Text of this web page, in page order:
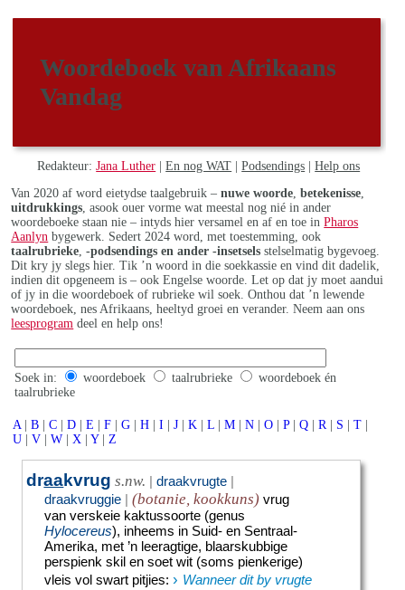
Woordeboek van Afrikaans
Vandag
Redakteur:Jana Luther |En nog WAT |Podsendings |Help ons
Van 2020 af word eietydse taalgebruik –nuwe woorde ,betekenisse
uitdrukkings , asook ouer vorme wat meestal nog nié in ander
woordeboeke staan nie – intyds hier versamel en af en toe inPharos
Aanlyn bygewerk. Sedert 2024 word, met toestemming, ook
taalrubrieke ,-podsendings en ander -insetsels stelselmatig bygevoeg.
Dit kry jy slegs hier. Tik ’n woord in die soekkassie en vind dit dadelik,
indien dit opgeneem is – ook Engelse woorde. Let op dat jy moet aandui
of jy in die woordeboek of rubrieke wil soek. Onthou dat ’n lewende
woordeboek, nes Afrikaans, heeltyd groei en verander. Neem aan ons
leesprogram deel en help ons!
Soek in: woordeboek taalrubrieke
woordeboek én
taalrubrieke
A | B | C | D | E | F | G | H | I | J | K | L | M | N | O | P | Q | R | S | T |
U | V | W | X | Y | Z
draakvrug s.nw. |draakvrugte |
draakvruggie | (botanie, kookkuns) vrug
van verskeie kaktussoorte (genus
Hylocereus), inheems in Suid- en Sentraal-
Amerika, met ’n leeragtige, blaarskubbige
perspienk skil en soet wit (soms pienkerige)
vleis vol swart pitjies:› Wanneer dit by vrugte